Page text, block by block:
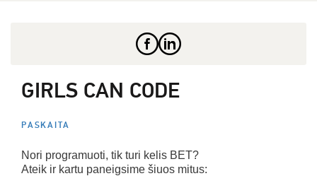
GIRLS CAN CODE
PASKAITA
Nori programuoti, tik turi kelis BET?
Ateik ir kartu paneigsime šiuos mitus: